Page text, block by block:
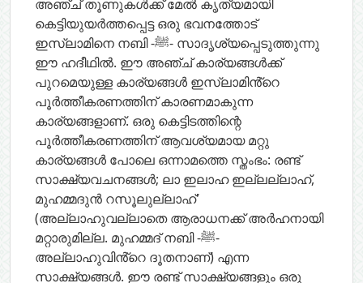
അഞ്ച് തൂണുകൾക്ക് മേൽ കൃത്യമായി
കെട്ടിയുയർത്തപ്പെട്ട ഒരു ഭവനത്തോട്
ഇസ്‌ലാമിനെ നബി -ﷺ- സാദൃശ്യപ്പെടുത്തുന്നു
ഈ ഹദീഥിൽ. ഈ അഞ്ച് കാര്യങ്ങൾക്ക്
പുറമെയുള്ള കാര്യങ്ങൾ ഇസ്‌ലാമിൻ്റെ
പൂർത്തീകരണത്തിന് കാരണമാകുന്ന
കാര്യങ്ങളാണ്. ഒരു കെട്ടിടത്തിന്റെ
പൂർത്തീകരണത്തിന് ആവശ്യമായ മറ്റു
കാര്യങ്ങൾ പോലെ ഒന്നാമത്തെ സ്തംഭം: രണ്ട്
സാക്ഷ്യവചനങ്ങൾ; ലാ ഇലാഹ ഇല്ലല്ലാഹ്,
മുഹമ്മദുൻ റസൂലുല്ലാഹ്'
(അല്ലാഹുവല്ലാതെ ആരാധനക്ക് അർഹനായി
മറ്റാരുമില്ല. മുഹമ്മദ് നബി -ﷺ-
അല്ലാഹുവിൻ്റെ ദൂതനാണ്) എന്ന
സാക്ഷ്യങ്ങൾ. ഈ രണ്ട് സാക്ഷ്യങ്ങളും ഒരു